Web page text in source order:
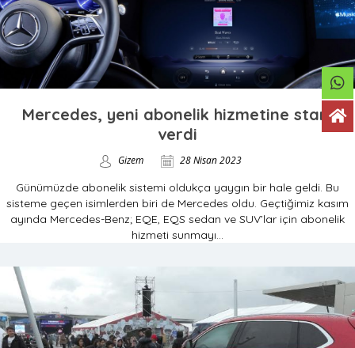
Mercedes, yeni abonelik hizmetine start
verdi
Gizem 28 Nisan 2023
Günümüzde abonelik sistemi oldukça yaygın bir hale geldi. Bu
sisteme geçen isimlerden biri de Mercedes oldu. Geçtiğimiz kasım
ayında Mercedes-Benz; EQE, EQS sedan ve SUV’lar için abonelik
hizmeti sunmayı...